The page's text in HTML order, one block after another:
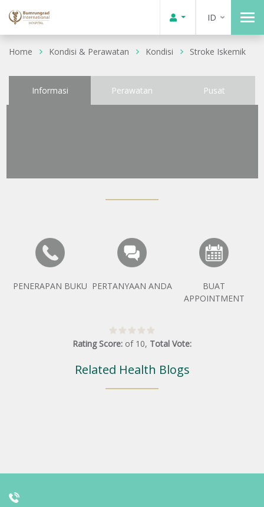
ID
Home Kondisi & Perawatan Kondisi Stroke Iskemik
Informasi Perawatan Pusat
PENERAPAN BUKU PERTANYAAN ANDA
BUAT
APPOINTMENT
Rating Score: of 10, Total Vote:
Related Health Blogs